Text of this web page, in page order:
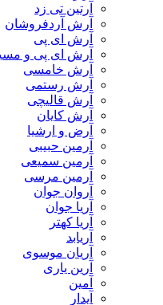
آرتین تی زد
آرش آردفروشان
آرش ای پی
آرش ای پی و مسیح
آرش خامسی
آرش رستمی
آرش قالیچی
آرش کایان
​آرض و ارشیا
آرمین حبیبی
آرمین سمیعی
آرمین مرسی
آروان جوان
آریا جوان
آریا کهتر
آریان موسوی
آرین یاری